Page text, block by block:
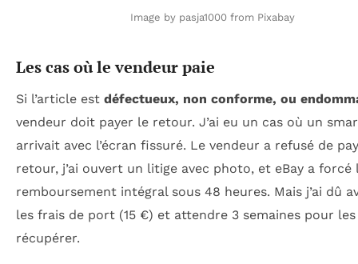
Image by pasja1000 from Pixabay
Les cas où le vendeur paie
Si l’article est défectueux, non conforme, ou
vendeur doit payer le retour. J’ai eu un cas où un
arrivait avec l’écran fissuré. Le vendeur a refusé de
retour, j’ai ouvert un litige avec photo, et eBay a forcé
remboursement intégral sous 48 heures. Mais j’ai dû
les frais de port (15 €) et attendre 3 semaines pour les
récupérer.